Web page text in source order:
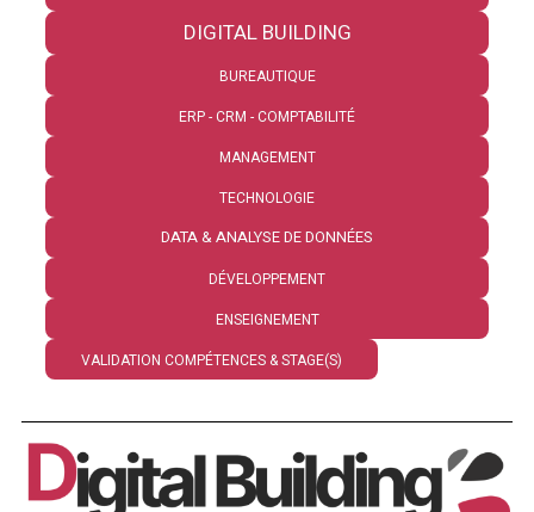
DIGITAL BUILDING
BUREAUTIQUE
ERP - CRM - COMPTABILITÉ
MANAGEMENT
TECHNOLOGIE
DATA & ANALYSE DE DONNÉES
DÉVELOPPEMENT
ENSEIGNEMENT
VALIDATION COMPÉTENCES & STAGE(S)